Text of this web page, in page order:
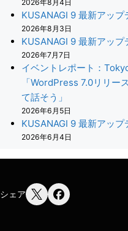
2026年8月4日
KUSANAGI 9 最新アップ
2026年8月3日
KUSANAGI 9 最新アップ
2026年7月7日
イベントレポート：
「WordPress 7.0リリー
て話そう」
2026年6月5日
KUSANAGI 9 最新アップ
2026年6月4日
シェア